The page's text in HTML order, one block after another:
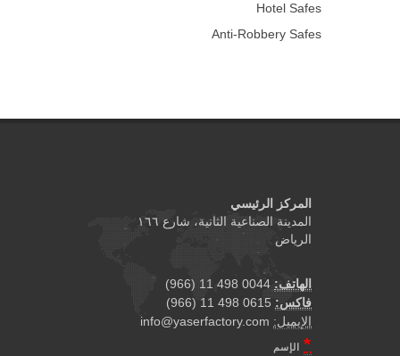
Hotel Safes
Anti-Robbery Safes
المركز الرئيسي
المدينة الصناعية الثانية، شارع ١٦٦
الرياض
الهاتف:
فاكس:
الإيميل: info@yaserfactory.com
* الإسم